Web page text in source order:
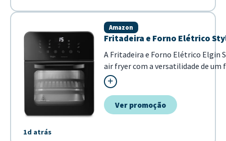
1d atrás
Fritadeira e Forno Elétrico
Amazon
A Fritadeira e Forno Elétrico Elgin
air fryer com a versatilidade de um
moderno, este modelo 3 em 1 é a
completas com mais saúde e
Ver promoção